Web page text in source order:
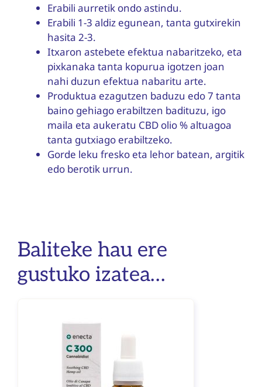
Erabili aurretik ondo astindu.
Erabili 1-3 aldiz egunean, tanta gutxirekin
hasita 2-3.
Itxaron astebete efektua nabaritzeko, eta
pixkanaka tanta kopurua igotzen joan
nahi duzun efektua nabaritu arte.
Produktua ezagutzen baduzu edo 7 tanta
baino gehiago erabiltzen badituzu, igo
maila eta aukeratu CBD olio % altuagoa
tanta gutxiago erabiltzeko.
Gorde leku fresko eta lehor batean, argitik
edo berotik urrun.
Baliteke hau ere
gustuko izatea…